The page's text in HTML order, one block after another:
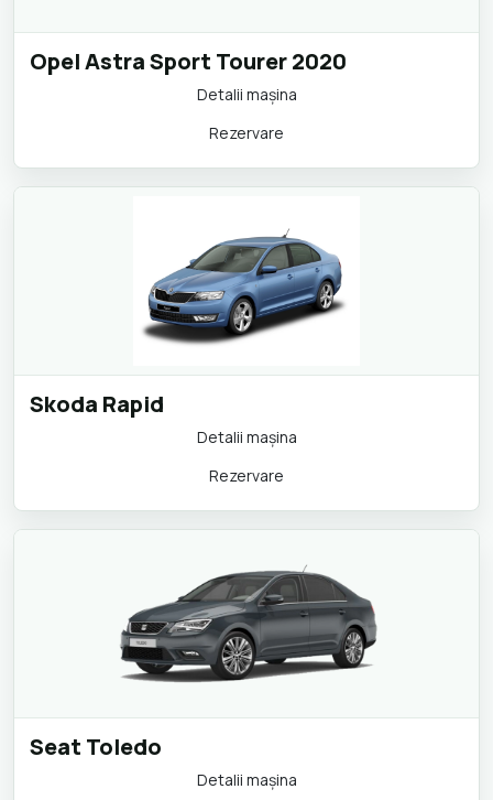
Opel Astra Sport Tourer 2020
Detalii maşina
Rezervare
Skoda Rapid
Detalii maşina
Rezervare
Seat Toledo
Detalii maşina